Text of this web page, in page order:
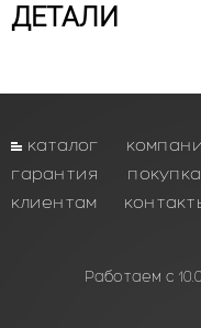
ДЕТАЛИ
каталог
гарантия
покупка
клиентам
Работаем с